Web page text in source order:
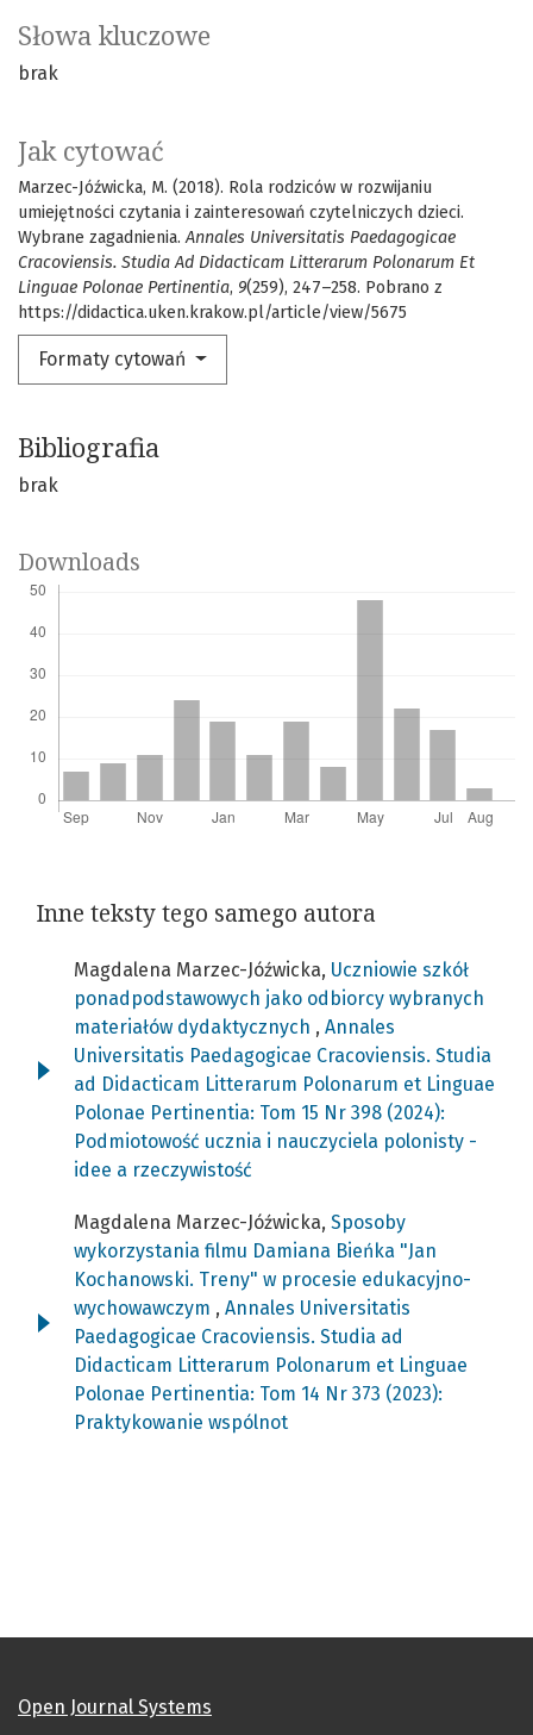
Słowa kluczowe
brak
Jak cytować
Marzec-Jóźwicka, M. (2018). Rola rodziców w rozwijaniu
umiejętności czytania i zainteresowań czytelniczych dzieci.
Wybrane zagadnienia.Annales Universitatis Paedagogicae
Cracoviensis. Studia Ad Didacticam Litterarum Polonarum Et
Linguae Polonae Pertinentia, 9(259), 247–258. Pobrano z
https://didactica.uken.krakow.pl/article/view/5675
Formaty cytowań
Bibliografia
brak
Downloads
Inne teksty tego samego autora
Magdalena Marzec-Jóźwicka, Uczniowie szkół
ponadpodstawowych jako odbiorcy wybranych
materiałów dydaktycznych , Annales
Universitatis Paedagogicae Cracoviensis. Studia
ad Didacticam Litterarum Polonarum et Linguae
Polonae Pertinentia: Tom 15 Nr 398 (2024):
Podmiotowość ucznia i nauczyciela polonisty -
idee a rzeczywistość
Magdalena Marzec-Jóźwicka, Sposoby
wykorzystania filmu Damiana Bieńka "Jan
Kochanowski. Treny" w procesie edukacyjno-
wychowawczym , Annales Universitatis
Paedagogicae Cracoviensis. Studia ad
Didacticam Litterarum Polonarum et Linguae
Polonae Pertinentia: Tom 14 Nr 373 (2023):
Praktykowanie wspólnot
Open Journal Systems